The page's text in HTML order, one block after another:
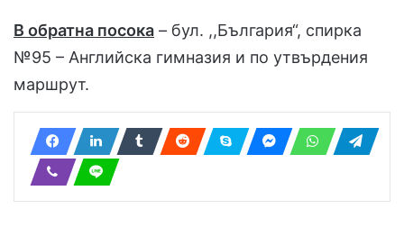
В обратна посока – бул. ,,България“, спирка
№95 – Английска гимназия и по утвърдения
маршрут.